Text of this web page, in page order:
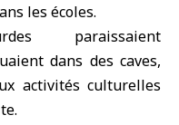
les écoles.
paraissaient
dans des caves,
activités culturelles